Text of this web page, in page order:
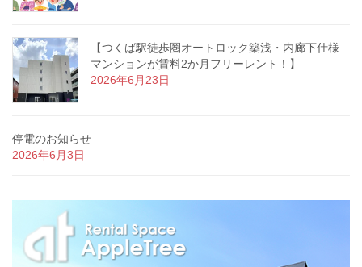
【つくば駅徒歩圏オートロック築浅・内廊下仕様
マンションが賃料2か月フリーレント！】
2026年6月23日
停電のお知らせ
2026年6月3日